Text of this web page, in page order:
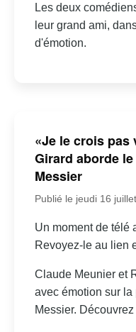
Les deux
leur grand ami,
d'émotion.
«Je le crois pas
Girard aborde
Messier
Publié le jeudi 16
Un moment de télé
Revoyez-le au lien
Claude Meunier et
avec émotion sur la
Messier.